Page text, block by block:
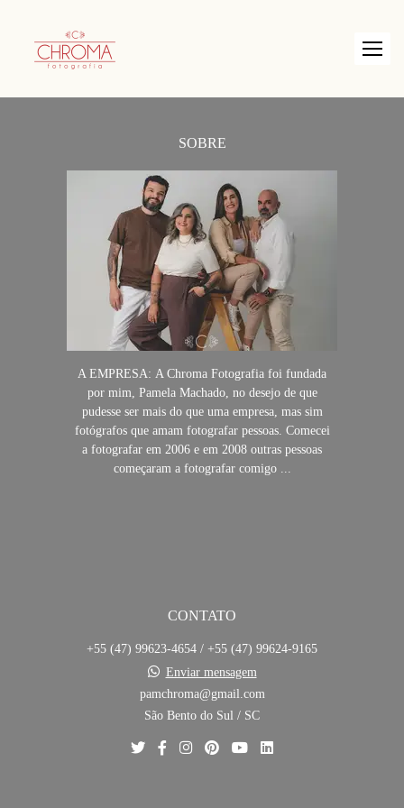
SOBRE
A EMPRESA: A Chroma Fotografia foi fundada
por mim, Pamela Machado, no desejo de que
pudesse ser mais do que uma empresa, mas sim
fotógrafos que amam fotografar pessoas. Comecei
a fotografar em 2006 e em 2008 outras pessoas
começaram a fotografar comigo ...
CONTATO
+55 (47) 99623-4654 / +55 (47) 99624-9165
Enviar mensagem
pamchroma@gmail.com
São Bento do Sul / SC